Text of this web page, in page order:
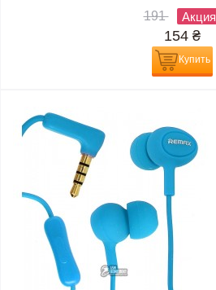
191 Акция
154 ₴
Купить